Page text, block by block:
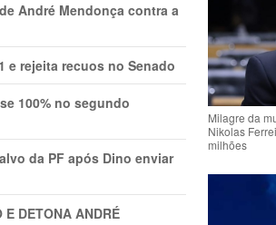
André Mendonça contra a
e rejeita recuos no Senado
100% no segundo
da PF após Dino enviar
DETONA ANDRÉ
Milagre da
Nikolas
milhões